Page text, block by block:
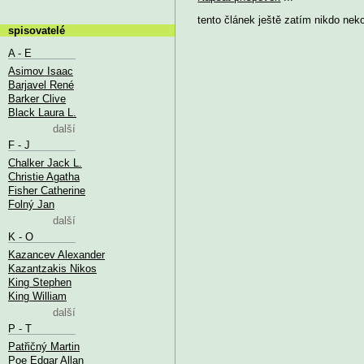
tento článek ještě zatím nikdo
spisovatelé
A - E
Asimov Isaac
Barjavel René
Barker Clive
Black Laura L.
další
F - J
Chalker Jack L.
Christie Agatha
Fisher Catherine
Folný Jan
další
K - O
Kazancev Alexander
Kazantzakis Nikos
King Stephen
King William
další
P - T
Patřičný Martin
Poe Edgar Allan